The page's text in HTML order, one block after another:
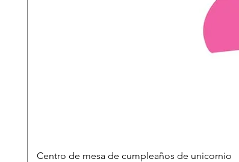
Centro de mesa de cumpleaños de unicornio